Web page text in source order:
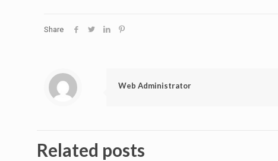
Share
Web Administrator
Related posts